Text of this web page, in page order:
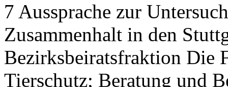
7 Aussprache zur
Zusammenhalt in den
Bezirksbeiratsfraktion Die
Tierschutz; Beratung und